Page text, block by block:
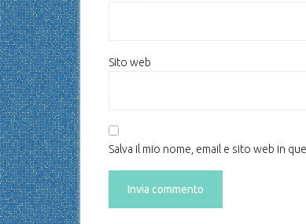
Sito web
Salva il mio nome, email e sito web in